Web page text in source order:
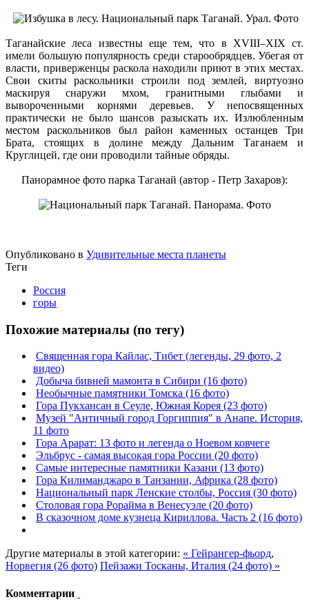
Таганайские леса известны еще тем, что в XVIII–XIX ст.
имели большую популярность среди старообрядцев. Убегая от
власти, приверженцы раскола находили приют в этих местах.
Свои скиты раскольники строили под землей, виртуозно
маскируя снаружи мхом, гранитными глыбами и
вывороченными корнями деревьев. У непосвященных
практически не было шансов разыскать их. Излюбленным
местом раскольников был район каменных останцев Три
Брата, стоящих в долине между Дальним Таганаем и
Круглицей, где они проводили тайные обряды.
Панорамное фото парка Таганай (автор - Петр Захаров):
Опубликовано в Удивительные места планеты
Теги
Россия
горы
Похожие материалы (по тегу)
Священная гора Кайлас, Тибет (легенды, 29 фото, 2
видео)
Добыча бивней мамонта в Сибири (16 фото)
Необычные памятники Томска (16 фото)
Гора Пукхансан в Сеуле, Южная Корея (23 фото)
Музей "Античный город Горгиппия" в Анапе. История,
11 фото
Гора Арарат: 13 фото и легенда о Ноевом ковчеге
Эльбрус - самая высокая гора России (20 фото)
Самые интересные памятники Казани (13 фото)
Гора Килиманджаро в Танзании, Африка (28 фото)
Национальный парк Ленские столбы, Россия (30 фото)
Столовая гора Рорайма в Венесуэле (20 фото)
В сказочном доме кузнеца Кириллова. Часть 2 (16 фото)
Другие материалы в этой категории: « Гейрангер-фьорд,
Норвегия (26 фото) Пейзажи Тосканы, Италия (24 фото) »
Комментарии